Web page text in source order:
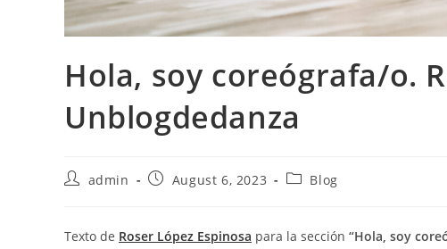
Hola, soy coreógrafa/o.
Unblogdedanza
Postadmin
PostAugust 6, 2023
PostBlog
Texto de Roser López Espinosa para la sección “Hola, soy